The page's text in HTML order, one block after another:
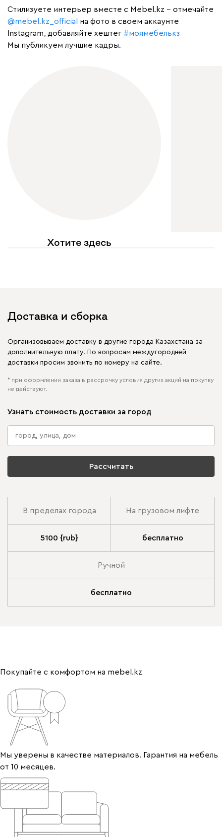
Cтилизуете интерьер вместе с Mebel.kz – отмечайте
@mebel.kz_official
на фото в своем аккаунте
Instagram, добавляйте хештег #моямебелькз
Мы публикуем лучшие кадры.
Хотите здесь
Доставка и сборка
Организовываем доставку в другие города Казахстана за
дополнительную плату. По вопросам междугородней
доставки просим звонить по номеру на сайте.
* при оформлении заказа в рассрочку условия других акций на покупку
не действуют.
Узнать стоимость доставки за город
Рассчитать
В пределах города На грузовом лифте
5100 {rub} бесплатно
Ручной
бесплатно
Покупайте с комфортом на mebel.kz
Мы уверены в качестве материалов. Гарантия на мебель
от 10 месяцев.